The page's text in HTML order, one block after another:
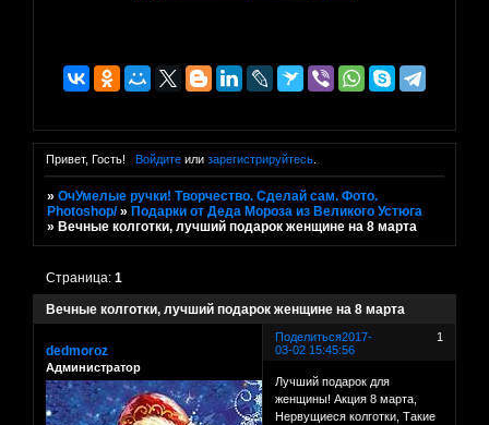
Привет, Гость! Войдитеили зарегистрируйтесь.
»ОчУмелые ручки! Творчество. Сделай сам. Фото.
Photoshop/ » Подарки от Деда Мороза из Великого Устюга
» Вечные колготки, лучший подарок женщине на 8 марта
Вечные колготки, лучший подарок женщине на 8 марта
Страница:1
Поделиться 1
2017-
03-02 15:45:56
dedmoroz
Администратор
Лучший подарок для
женщины! Акция 8 марта,
Нервущиеся колготки, Такие